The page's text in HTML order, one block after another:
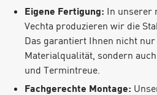
Eigene Fertigung: In unserer
Vechta produzieren wir die
Das garantiert Ihnen nicht
Materialqualität, sondern
und Termintreue.
Fachgerechte Montage: